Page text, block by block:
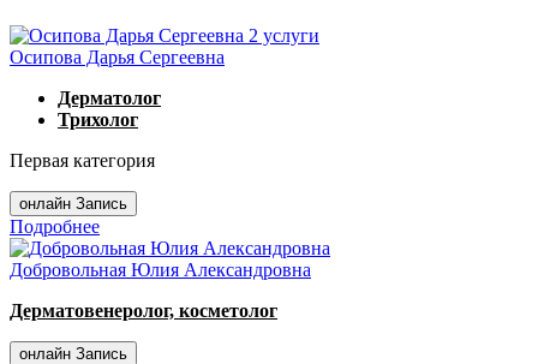
2 услуги
Осипова Дарья Сергеевна
Дерматолог
Трихолог
Первая категория
онлайн Запись
Подробнее
Добровольная Юлия Александровна
Дерматовенеролог, косметолог
онлайн Запись